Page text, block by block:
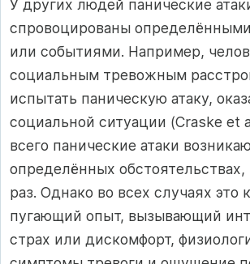
У других людей панические
спровоцированы
или событиями. Например,
социальным тревожным
испытать паническую атаку,
социальной ситуации (Craske et
всего панические атаки
определённых
раз. Однако во всех случаях это
пугающий опыт, вызывающий
страх или дискомфорт,